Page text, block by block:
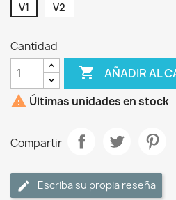
V1 V2
Cantidad
 AÑADIR AL
 Últimas unidades en stock
Compartir
Escriba su propia reseña